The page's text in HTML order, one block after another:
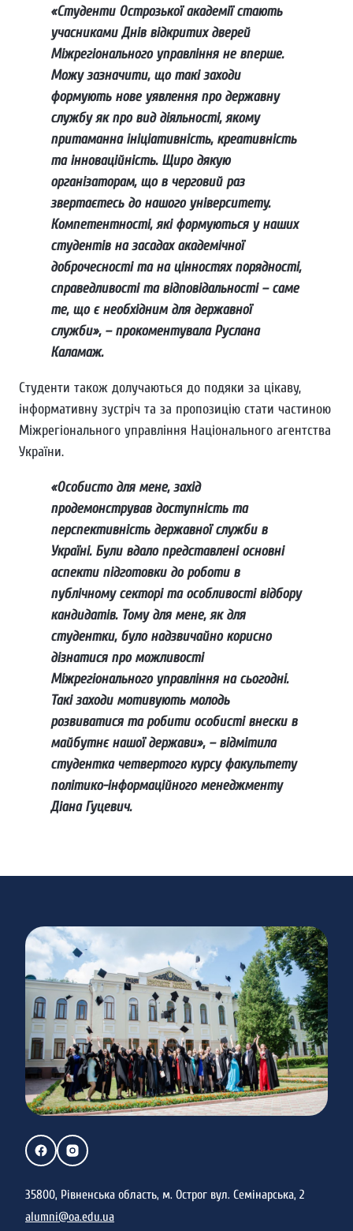
«Студенти Острозької академії стають
учасниками Днів відкритих дверей
Міжрегіонального управління не вперше.
Можу зазначити, що такі заходи
формують нове уявлення про державну
службу як про вид діяльності, якому
притаманна ініціативність, креативність
та інноваційність. Щиро дякую
організаторам, що в черговий раз
звертаєтесь до нашого університету.
Компетентності, які формуються у наших
студентів на засадах академічної
доброчесності та на цінностях порядності,
справедливості та відповідальності – саме
те, що є необхідним для державної
служби», – прокоментувала Руслана
Каламаж.
Студенти також долучаються до подяки за цікаву,
інформативну зустріч та за пропозицію стати частиною
Міжрегіонального управління Національного агентства
України.
«Особисто для мене, захід
продемонстрував доступність та
перспективність державної служби в
Україні. Були вдало представлені основні
аспекти підготовки до роботи в
публічному секторі та особливості відбору
кандидатів. Тому для мене, як для
студентки, було надзвичайно корисно
дізнатися про можливості
Міжрегіонального управління на сьогодні.
Такі заходи мотивують молодь
розвиватися та робити особисті внески в
майбутнє нашої держави», – відмітила
студентка четвертого курсу факультету
політико-інформаційного менеджменту
Діана Гуцевич.
35800, Рівненська область, м. Острог вул. Семінарська, 2
alumni@oa.edu.ua